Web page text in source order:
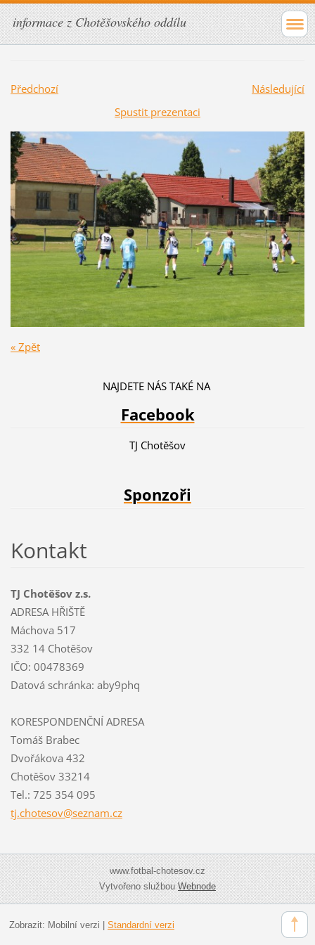
informace z Chotěšovského oddílu
Předchozí
Následující
Spustit prezentaci
« Zpět
NAJDETE NÁS TAKÉ NA
Facebook
TJ Chotěšov
Sponzoři
Kontakt
TJ Chotěšov z.s.
ADRESA HŘIŠTĚ
Máchova 517
332 14 Chotěšov
IČO: 00478369
Datová schránka: aby9phq
KORESPONDENČNÍ ADRESA
Tomáš Brabec
Dvořákova 432
Chotěšov 33214
Tel.: 725 354 095
tj.chotesov@seznam.cz
www.fotbal-chotesov.cz
Vytvořeno službouWebnode
Zobrazit: Mobilní verzi Standardní verzi